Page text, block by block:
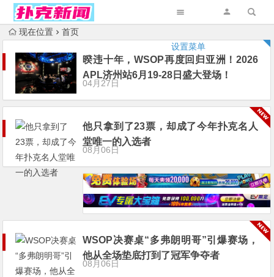
设置菜单
现在位置 首页
暌违十年，WSOP再度回归亚洲！2026
APL济州站6月19-28日盛大登场！
04月27日
他只拿到了23票，却成了今年扑克名人
堂唯一的入选者
08月06日
WSOP决赛桌“多弗朗明哥”引爆赛场，
他从全场垫底打到了冠军争夺者
08月06日